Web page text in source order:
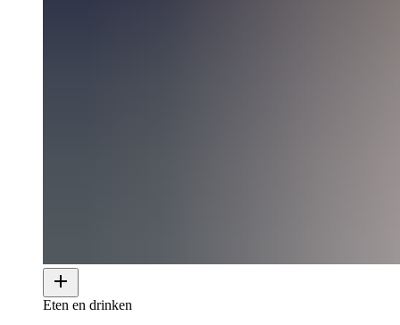
Eten en drinken